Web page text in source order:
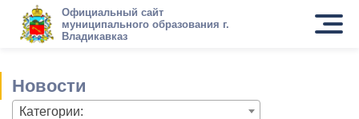
Официальный сайт
муниципального образования г.
Владикавказ
Новости
Категории: